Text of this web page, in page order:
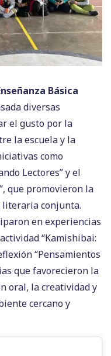
Básica
diversas
el gusto por la
la escuela y la
como
Lectores” y el
que promovieron la
literaria conjunta.
en experiencias
“Kamishibai:
“Pensamientos
que favorecieron la
oral, la creatividad y
cercano y